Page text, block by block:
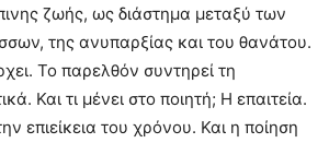
ζωής, ως διάστημα μεταξύ των
της ανυπαρξίας και του θανάτου.
Το παρελθόν συντηρεί τη
Και τι μένει στο ποιητή; Η επαιτεία.
επιείκεια του χρόνου. Και η ποίηση